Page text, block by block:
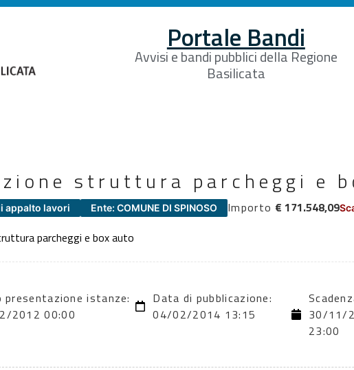
Portale Bandi
Avvisi e bandi pubblici della Regione
Basilicata
struttura parcheggi e
appalto lavori Ente: COMUNE DI SPINOSO Importo € 171.548,09
parcheggi e box auto
presentazione istanze:
2012 00:00
Data di pubblicazione:
04/02/2014 13:15
30/11/
23:00